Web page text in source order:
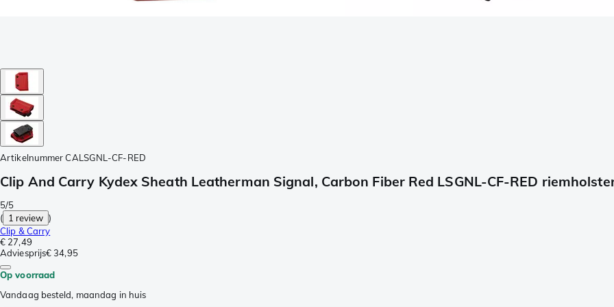
Artikelnummer CALSGNL-CF-RED
Clip And Carry Kydex Sheath Leatherman Signal, Carbon Fiber Red LSGNL-CF-RED
5/5
( 1 review )
Clip & Carry
€ 27,49
Adviesprijs€ 34,95
Op voorraad
Vandaag besteld, maandag in huis